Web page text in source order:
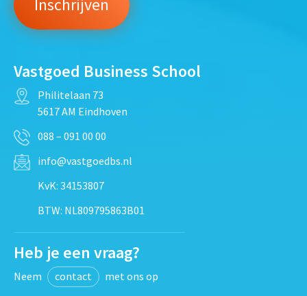
Vastgoed Business School
Philitelaan 73
5617 AM Eindhoven
088 – 091 00 00
info@vastgoedbs.nl
KvK: 34153807
BTW: NL809795863B01
Heb je een vraag?
Neem contact met ons op